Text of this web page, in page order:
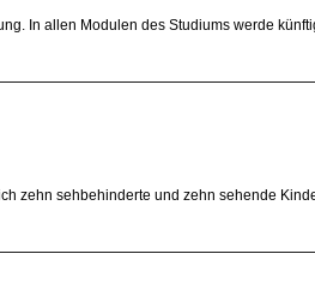
In allen Modulen des Studiums werde
zehn sehbehinderte und zehn sehende